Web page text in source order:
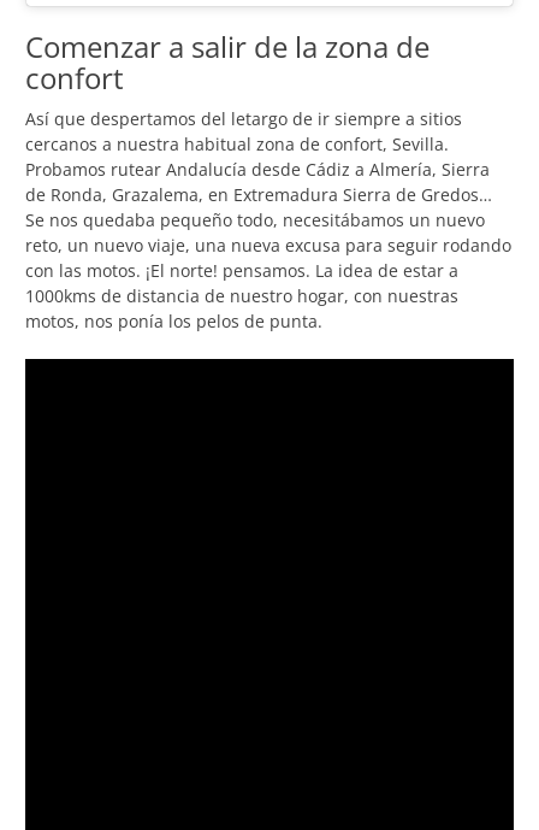
Comenzar a salir de la zona de
confort
Así que despertamos del letargo de ir siempre a sitios
cercanos a nuestra habitual zona de confort, Sevilla.
Probamos rutear Andalucía desde Cádiz a Almería, Sierra
de Ronda, Grazalema, en Extremadura Sierra de Gredos…
Se nos quedaba pequeño todo, necesitábamos un nuevo
reto, un nuevo viaje, una nueva excusa para seguir rodando
con las motos. ¡El norte! pensamos. La idea de estar a
1000kms de distancia de nuestro hogar, con nuestras
motos, nos ponía los pelos de punta.